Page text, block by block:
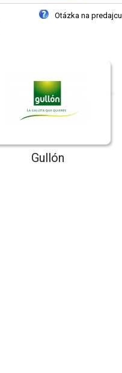
Otázka na predajcu
Gullón